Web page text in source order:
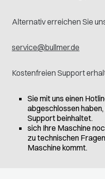
Alternativ erreichen Sie
service@bullmer.de
Kostenfreien Support
Sie mit uns einen
abgeschlossen
Support beinhaltet.
sich Ihre Maschine
zu technischen
Maschine kommt.